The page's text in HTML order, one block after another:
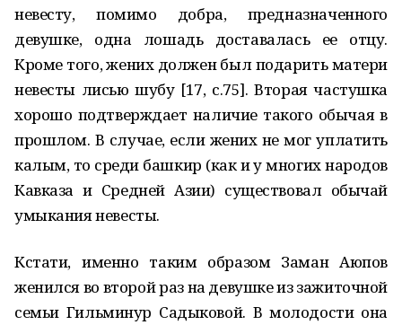
невесту, помимо добра, предназначенного
девушке, одна лошадь доставалась ее отцу.
Кроме того, жених должен был подарить матери
невесты лисью шубу [17, с.75]. Вторая частушка
хорошо подтверждает наличие такого обычая в
прошлом. В случае, если жених не мог уплатить
калым, то среди башкир (как и у многих народов
Кавказа и Средней Азии) существовал обычай
умыкания невесты.
Кстати, именно таким образом Заман Аюпов
женился во второй раз на девушке из зажиточной
семьи Гильминур Садыковой. В молодости она